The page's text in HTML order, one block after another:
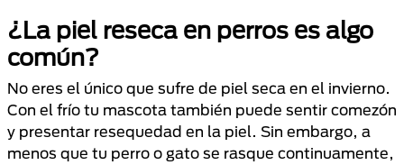
¿La piel reseca en perros es algo
común?
No eres el único que sufre de piel seca en el invierno.
Con el frío tu mascota también puede sentir comezón
y presentar resequedad en la piel. Sin embargo, a
menos que tu perro o gato se rasque continuamente,